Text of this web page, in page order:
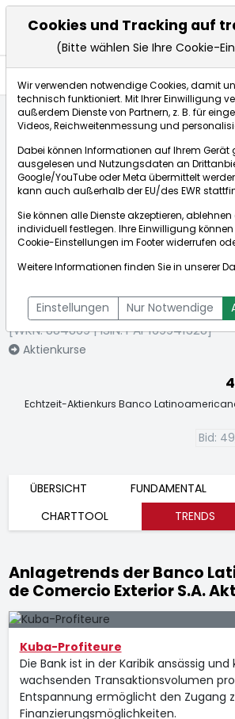
Banco Latinoamericano de Comercio
Anlagetrends
Börse:
[WKN: 884869 | ISIN: PAP169941328]
Aktienkurse
Echtzeit-Aktienkurs Banco
Bid:
ÜBERSICHT FUNDAMENTAL
CHARTTOOL
TRENDS
Anlagetrends der Banco
de Comercio Exterior S.A.
Kuba-Profiteure
Die Bank ist in der Karibik ansässig
wachsenden Transaktionsvolumen
Entspannung ermöglicht den Zugang
Finanzierungsmöglichkeiten.
Cookies und Tracking auf
(Bitte wählen Sie Ihre Cookie-
Wir verwenden notwendige Cookies, damit
technisch funktioniert. Mit Ihrer Einwilligung
außerdem Dienste von Partnern, z. B. für
Videos, Reichweitenmessung und
Dabei können Informationen auf Ihrem Gerät
ausgelesen und Nutzungsdaten an
Google/YouTube oder Meta übermittelt
kann auch außerhalb der EU/des EWR
Sie können alle Dienste akzeptieren,
individuell festlegen. Ihre Einwilligung können
Cookie-Einstellungen im Footer widerrufen
Weitere Informationen finden Sie in unserer
Einstellungen Nur Notwendige